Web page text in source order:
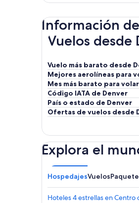
Información
Vuelos
Vuelo más barato desde
Mejores aerolíneas para
Mes más barato para
Código IATA de Denver
País o estado de Denver
Ofertas de vuelos desde
Explora el
HospedajesVuelos
Hoteles 4 estrellas en Centro